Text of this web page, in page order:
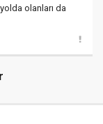
olanları da